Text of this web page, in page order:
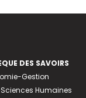
DES SAVOIRS
Gestion
Humaines